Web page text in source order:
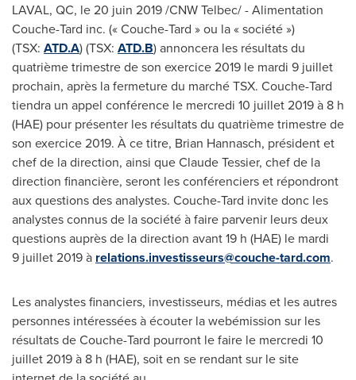
LAVAL, QC, le 20 juin 2019 /CNW Telbec/ - Alimentation
Couche-Tard inc. (« Couche-Tard » ou la « société »)
(TSX: ATD.A) (TSX: ATD.B) annoncera les résultats du
quatrième trimestre de son exercice 2019 le mardi 9 juillet
prochain, après la fermeture du marché TSX. Couche-Tard
tiendra un appel conférence le mercredi 10 juillet 2019 à 8 h
(HAE) pour présenter les résultats du quatrième trimestre de
son exercice 2019. À ce titre, Brian Hannasch, président et
chef de la direction, ainsi queClaude Tessier, chef de la
direction financière, seront les conférenciers et répondront
aux questions des analystes. Couche-Tard invite donc les
analystes connus de la société à faire parvenir leurs deux
questions auprès de la direction avant 19 h (HAE) le mardi
9 juillet 2019 à relations.investisseurs@couche-tard.com.
Les analystes financiers, investisseurs, médias et les autres
personnes intéressées à écouter la webémission sur les
résultats de Couche-Tard pourront le faire le mercredi 10
juillet 2019 à 8 h (HAE), soit en se rendant sur le site